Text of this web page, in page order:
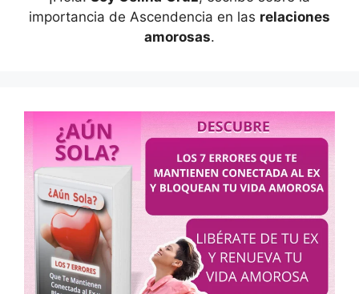
importancia de Ascendencia en las relaciones
amorosas.